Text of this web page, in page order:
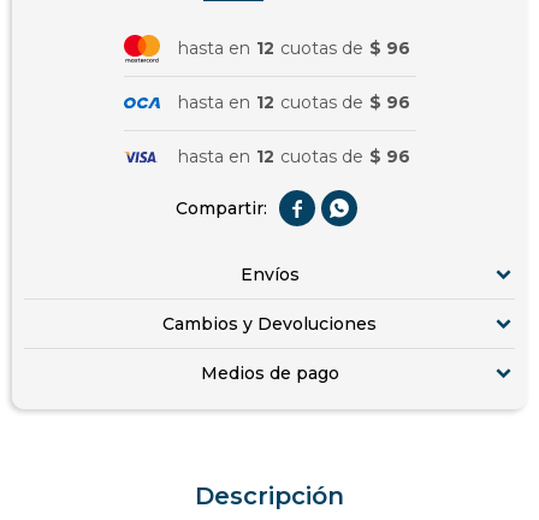
hasta en 12 cuotas de $ 96
hasta en 12 cuotas de $ 96
hasta en 12 cuotas de $ 96
 
Envíos
Cambios y Devoluciones
Medios de pago
Descripción